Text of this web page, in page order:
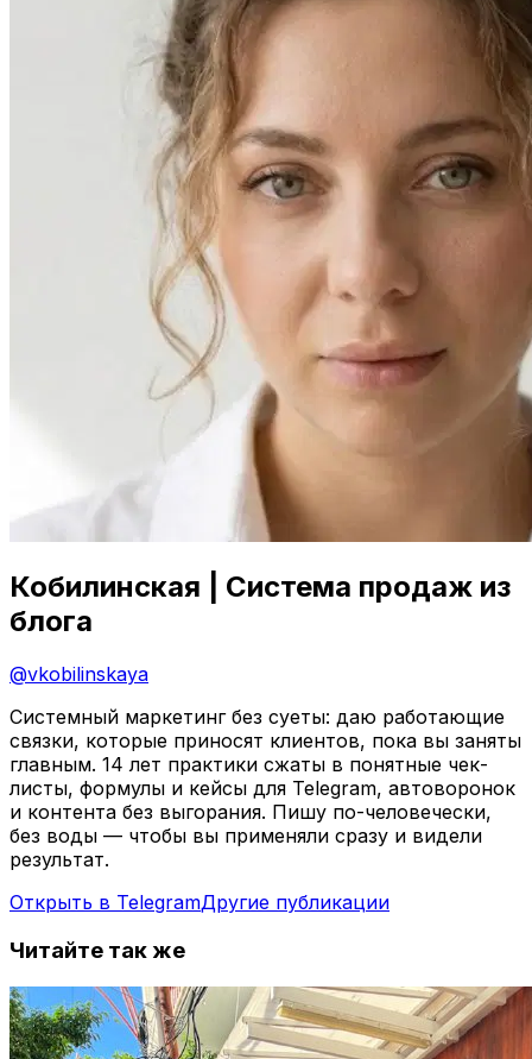
Кобилинская | Система продаж из
блога
@vkobilinskaya
Системный маркетинг без суеты: даю работающие
связки, которые приносят клиентов, пока вы заняты
главным. 14 лет практики сжаты в понятные чек-
листы, формулы и кейсы для Telegram, автоворонок
и контента без выгорания. Пишу по-человечески,
без воды — чтобы вы применяли сразу и видели
результат.
Открыть в TelegramДругие публикации
Читайте так же